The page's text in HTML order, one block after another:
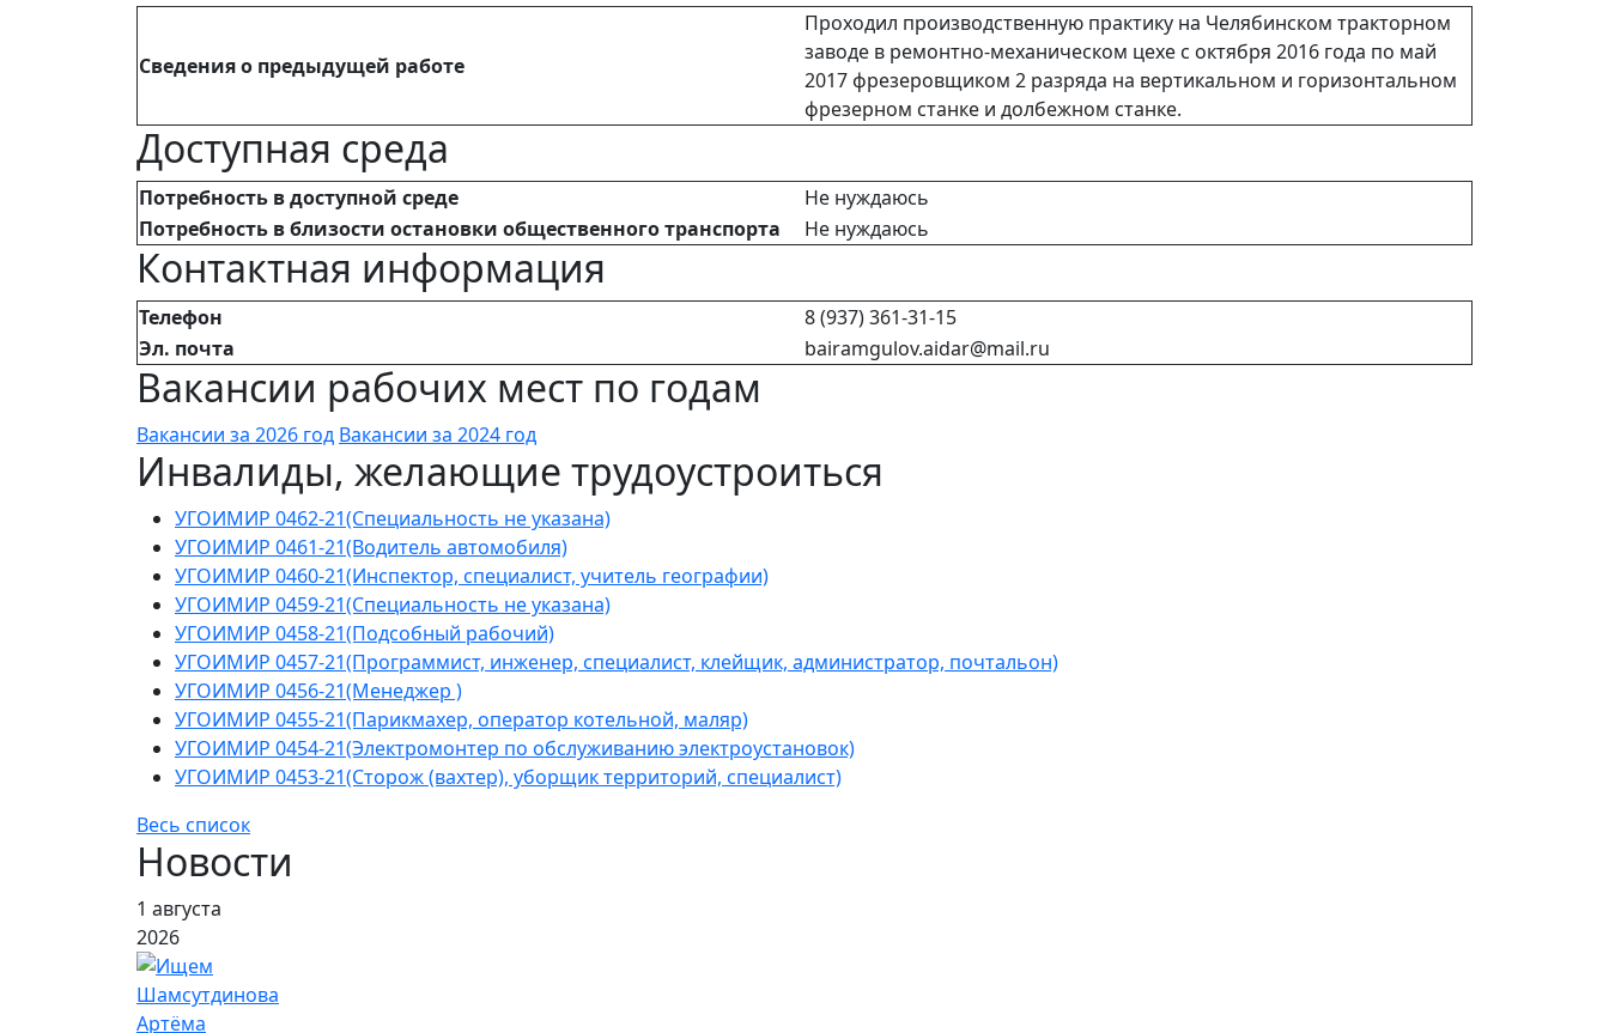
Сведения о предыдущей работе
Проходил производственную практику на Челябинском тракторном
заводе в ремонтно-механическом цехе с октября 2016 года по май
2017 фрезеровщиком 2 разряда на вертикальном и горизонтальном
фрезерном станке и долбежном станке.
Доступная среда
Потребность в доступной среде
Не нуждаюсь
Потребность в близости остановки общественного транспорта
Не нуждаюсь
Контактная информация
Телефон
8 (937) 361-31-15
Эл. почта
bairamgulov.aidar@mail.ru
Вакансии рабочих мест по годам
Вакансии за 2026 год Вакансии за 2024 год
Инвалиды, желающие трудоустроиться
УГОИМИР 0462-21(Специальность не указана)
УГОИМИР 0461-21(Водитель автомобиля)
УГОИМИР 0460-21(Инспектор, специалист, учитель географии)
УГОИМИР 0459-21(Специальность не указана)
УГОИМИР 0458-21(Подсобный рабочий)
УГОИМИР 0457-21(Программист, инженер, специалист, клейщик, администратор, почтальон)
УГОИМИР 0456-21(Менеджер )
УГОИМИР 0455-21(Парикмахер, оператор котельной, маляр)
УГОИМИР 0454-21(Электромонтер по обслуживанию электроустановок)
УГОИМИР 0453-21(Сторож (вахтер), уборщик территорий, специалист)
Весь список
Новости
1 августа
2026